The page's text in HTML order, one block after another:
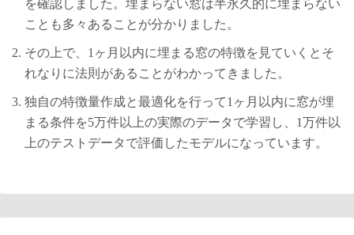
を確認しました。埋まらない窓は半永久的に埋まらない
ことも多々あることが分かりました。
その上で、1ヶ月以内に埋まる窓の特徴を見ていくとそ
れなりに法則があることがわかってきました。
独自の特徴量作成と最適化を行って1ヶ月以内に窓が埋
まる条件を5万件以上の実際のデータで学習し、1万件以
上のテストデータで評価したモデルになっています。